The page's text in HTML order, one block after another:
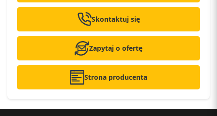
Skontaktuj się
Zapytaj o ofertę
Strona producenta